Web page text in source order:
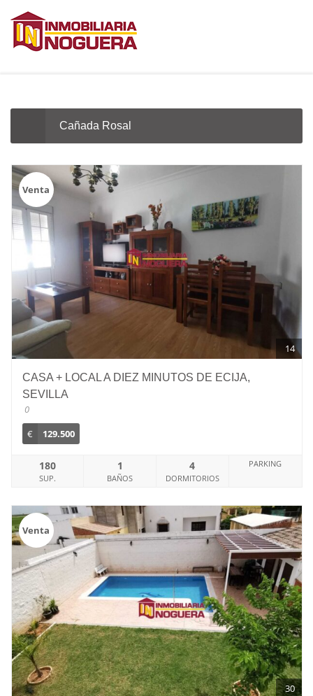
Cañada Rosal
14
Venta
CASA + LOCAL A DIEZ MINUTOS DE ECIJA,
SEVILLA
0
€
129.500
180
SUP.
1
BAÑOS
4
DORMITORIOS
PARKING
30
Venta